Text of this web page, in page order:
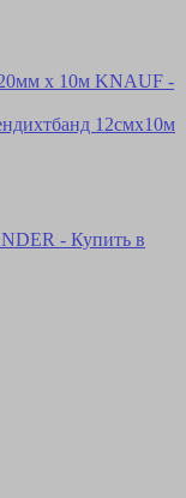
12смх10м